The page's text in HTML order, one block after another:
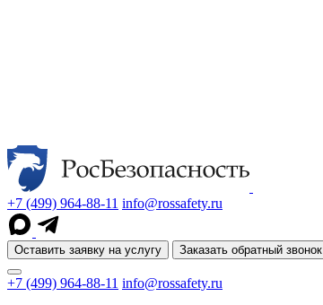
+7 (499) 964-88-11 info@rossafety.ru
Оставить заявку на услугу Заказать обратный звонок
+7 (499) 964-88-11 info@rossafety.ru